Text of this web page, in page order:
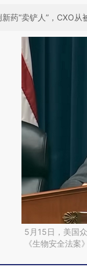
药“卖铲人”，CXO
5月15日，美国
《生物安全法